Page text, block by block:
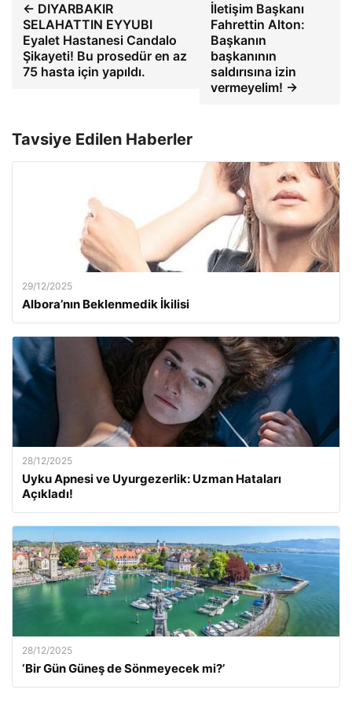
← DIYARBAKIR
SELAHATTIN EYYUBI
Eyalet Hastanesi Candalo
Şikayeti! Bu prosedür en az
75 hasta için yapıldı.
İletişim Başkanı
Fahrettin Alton:
Başkanın
başkanının
saldırısına izin
vermeyelim! →
Tavsiye Edilen Haberler
29/12/2025
Albora’nın Beklenmedik İkilisi
28/12/2025
Uyku Apnesi ve Uyurgezerlik: Uzman Hataları
Açıkladı!
28/12/2025
‘Bir Gün Güneş de Sönmeyecek mi?’